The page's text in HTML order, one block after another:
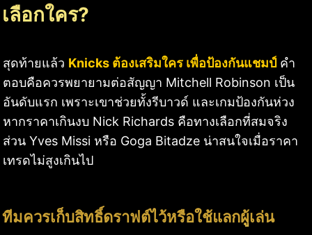
เลือกใคร?
สุดท้ายแล้ว Knicks ต้องเสริมใคร เพื่อป้องกันแชมป์ คำ
ตอบคือควรพยายามต่อสัญญา Mitchell Robinson เป็น
อันดับแรก เพราะเขาช่วยทั้งรีบาวด์ และเกมป้องกันห่วง
หากราคาเกินงบ Nick Richards คือทางเลือกที่สมจริง
ส่วน Yves Missi หรือ Goga Bitadze น่าสนใจเมื่อราคา
เทรดไม่สูงเกินไป
ทีมควรเก็บสิทธิ์ดราฟต์ไว้หรือใช้แลกผู้เล่น